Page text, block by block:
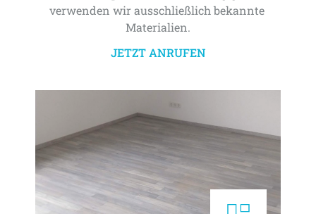
verwenden wir ausschließlich bekannte
Materialien.
JETZT ANRUFEN